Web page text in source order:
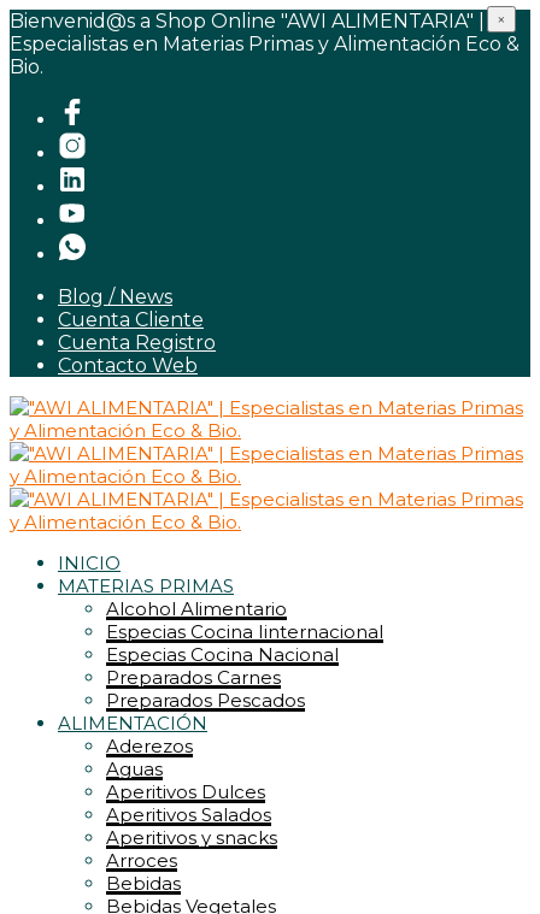
Bienvenid@s a Shop Online "AWI ALIMENTARIA" |
Especialistas en Materias Primas y Alimentación Eco &
Bio.
Blog / News
Cuenta Cliente
Cuenta Registro
Contacto Web
INICIO
MATERIAS PRIMAS
Alcohol Alimentario
Especias Cocina Iinternacional
Especias Cocina Nacional
Preparados Carnes
Preparados Pescados
ALIMENTACIÓN
Aderezos
Aguas
Aperitivos Dulces
Aperitivos Salados
Aperitivos y snacks
Arroces
Bebidas
Bebidas Vegetales
×